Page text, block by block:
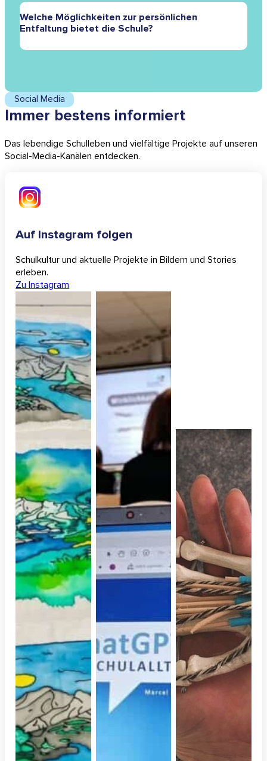
Unser Lehrpersonal besteht aus erfahrenen
Fachkräften, die regelmäßig sowohl pädagogisch als
auch fachlich weitergebildet werden, um stets den
höchsten Bildungsstandards gerecht zu werden.
Welche Möglichkeiten zur persönlichen
Entfaltung bietet die Schule?
Social Media
Immer bestens informiert
Das lebendige Schulleben und vielfältige Projekte auf unseren
Social-Media-Kanälen entdecken.
Auf Instagram folgen
Schulkultur und aktuelle Projekte in Bildern und Stories
erleben.
Zu Instagram